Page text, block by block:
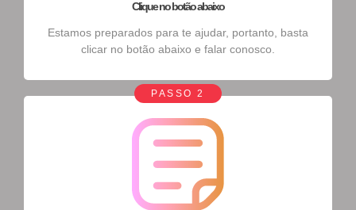
Clique no botão abaixo
Estamos preparados para te ajudar, portanto, basta
clicar no botão abaixo e falar conosco.
PASSO 2